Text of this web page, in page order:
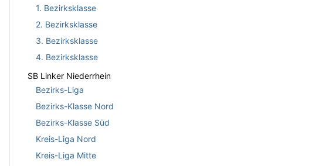
1. Bezirksklasse
2. Bezirksklasse
3. Bezirksklasse
4. Bezirksklasse
SB Linker Niederrhein
Bezirks-Liga
Bezirks-Klasse Nord
Bezirks-Klasse Süd
Kreis-Liga Nord
Kreis-Liga Mitte